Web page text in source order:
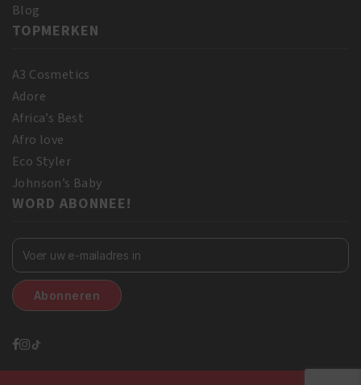
Blog
TOPMERKEN
A3 Cosmetics
Adore
Africa’s Best
Afro love
Eco Styler
Johnson’s Baby
WORD ABONNEE!